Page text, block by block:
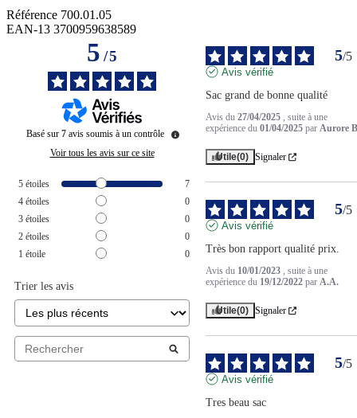
Référence 700.01.05
EAN-13 3700959638589
5/5
Basé sur 7 avis soumis à un contrôle
Voir tous les avis sur ce site
5 étoiles
7
4 étoiles
0
3 étoiles
0
2 étoiles
0
1 étoile 0
Trier les avis
5/5
Avis vérifié
Sac grand de bonne qualité
Avis du 27/04/2025 , suite à une
expérience du 01/04/2025 par Aurore
Utile(0) Signaler
5/5
Avis vérifié
Très bon rapport qualité prix.
Avis du 10/01/2023 , suite à une
expérience du 19/12/2022 par A.A.
Utile(0) Signaler
5/5
Avis vérifié
Tres beau sac